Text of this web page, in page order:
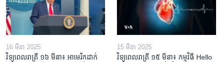
16 មីនា 2025
វិទ្យុពេលរាត្រី ១៦ មីនា៖ អាមេរិក​ដាក់​
15 មីនា 2025
វិទ្យុពេលរាត្រី ១៥ មីនា៖ កម្មវិធី ​Hello